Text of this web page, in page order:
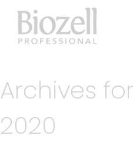
Archives
2020